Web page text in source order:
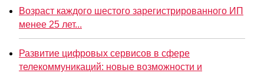
Возраст каждого шестого зарегистрированного ИП
менее 25 лет...
Развитие цифровых сервисов в сфере
телекоммуникаций: новые возможности и